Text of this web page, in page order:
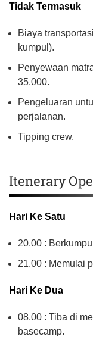
Tidak Termasuk
Biaya
kumpul).
Penyewaan
35.000.
Pengeluaran
perjalanan.
Tipping crew.
Itenerary
Hari Ke Satu
20.00 :
21.00 : Memulai
Hari Ke Dua
08.00 : Tiba di
basecamp.